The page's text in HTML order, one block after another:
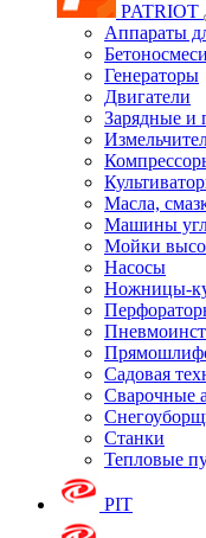
PATRIOT
Аппараты
Генераторы
Двигатели
Зарядные и
Масла,
Машины
Мойки
Насосы
Ножницы-
Садовая
Сварочные
Станки
Тепловые
PIT